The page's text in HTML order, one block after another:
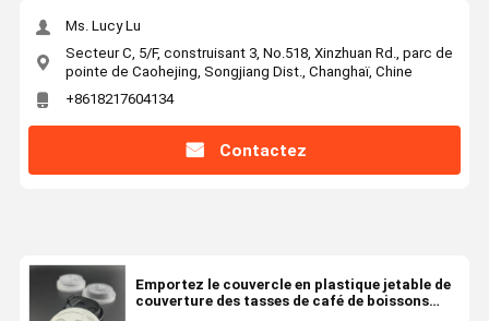
Ms. Lucy Lu
Secteur C, 5/F, construisant 3, No.518, Xinzhuan Rd., parc de
pointe de Caohejing, Songjiang Dist., Changhaï, Chine
+8618217604134
Contactez
Emportez le couvercle en plastique jetable de
couverture des tasses de café de boissons